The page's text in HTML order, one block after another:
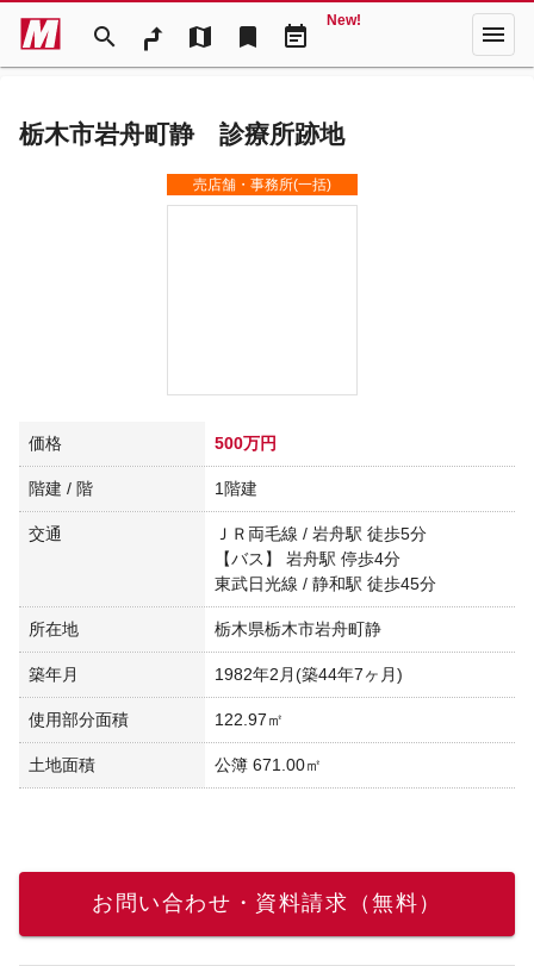
search map bookmark event_note
New! menu
栃木市岩舟町静 診療所跡地
売店舗・事務所(一括)
価格 500万円
階建 / 階 1階建
交通
ＪＲ両毛線 / 岩舟駅 徒歩5分
【バス】 岩舟駅 停歩4分
東武日光線 / 静和駅 徒歩45分
所在地 栃木県栃木市岩舟町静
築年月 1982年2月(築44年7ヶ月)
使用部分面積 122.97㎡
土地面積 公簿 671.00㎡
お問い合わせ・資料請求（無料）